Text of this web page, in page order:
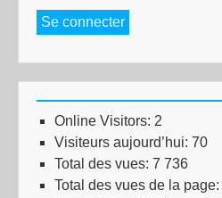
Se connecter
Online Visitors: 2
Visiteurs aujourd’hui: 70
Total des vues: 7 736
Total des vues de la page: